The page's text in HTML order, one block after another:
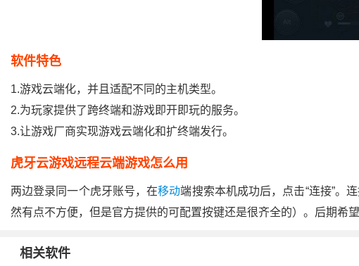
软件特色
1.游戏云端化，并且适配不同的主机类型。
2.为玩家提供了跨终端和游戏即开即玩的服务。
3.让游戏厂商实现游戏云端化和扩终端发行。
虎牙云游戏远程云端游戏怎么用
两边登录同一个虎牙账号，在移动端搜索本机成功后，点击“连接”。
然有点不方便，但是官方提供的可配置按键还是很齐全的）。后期希
相关软件